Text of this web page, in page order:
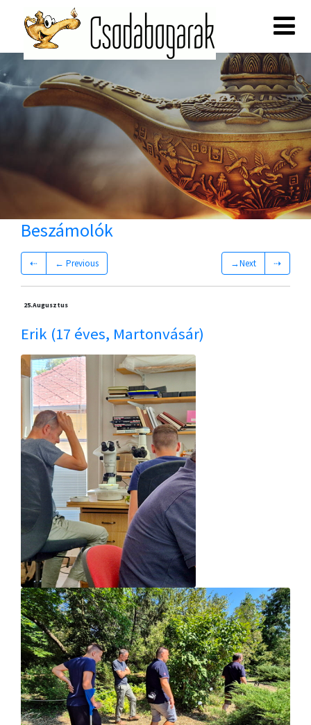
Beszámolók
⇠ ← Previous →Next ⇢
25.Augusztus
Erik (17 éves, Martonvásár)